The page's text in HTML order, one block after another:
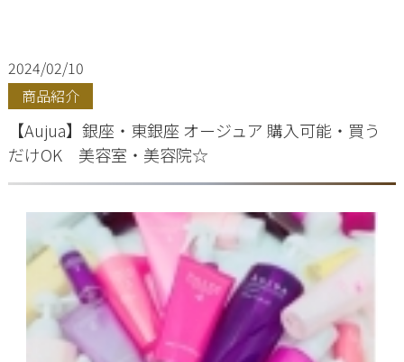
2024/02/10
商品紹介
【Aujua】銀座・東銀座 オージュア 購入可能・買う
だけOK 美容室・美容院☆